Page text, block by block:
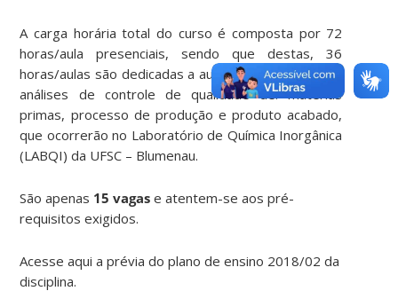
A carga horária total do curso é composta por 72
horas/aula presenciais, sendo que destas, 36
horas/aulas são dedicadas a aulas experimentais de
análises de controle de qualidade de: matérias
primas, processo de produção e produto acabado,
que ocorrerão no Laboratório de Química Inorgânica
(LABQI) da UFSC – Blumenau.
São apenas 15 vagas e atentem-se aos pré-
requisitos exigidos.
Acesse aqui a prévia do plano de ensino 2018/02 da
disciplina.